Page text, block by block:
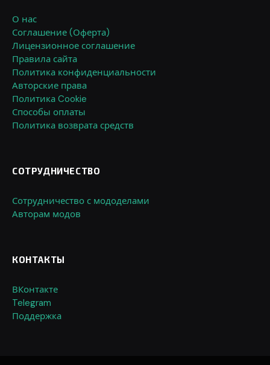
О нас
Соглашение (Оферта)
Лицензионное соглашение
Правила сайта
Политика конфиденциальности
Авторские права
Политика Cookie
Способы оплаты
Политика возврата средств
СОТРУДНИЧЕСТВО
Сотрудничество с мододелами
Авторам модов
КОНТАКТЫ
ВКонтакте
Telegram
Поддержка